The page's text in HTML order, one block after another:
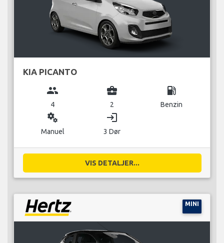
KIA PICANTO
group
4
business_center
2
local_gas_station
Benzin
miscellaneous_services
Manuel
login
3 Dør
VIS DETALJER...
MINI